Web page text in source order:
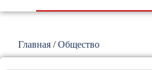
Главная /Общество